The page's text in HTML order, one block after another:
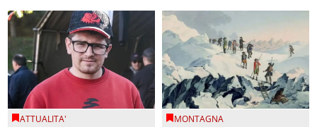
ATTUALITA' MONTAGNA